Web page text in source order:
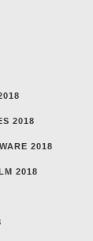
2018
2018
2018